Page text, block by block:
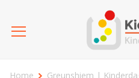
Home
Greunshiem |